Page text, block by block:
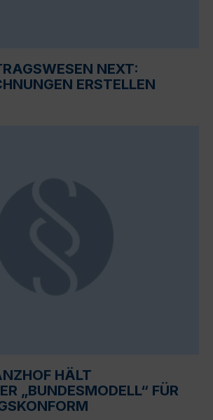
NEXT:
ERSTELLEN
HÄLT
„BUNDESMODELL“ FÜR